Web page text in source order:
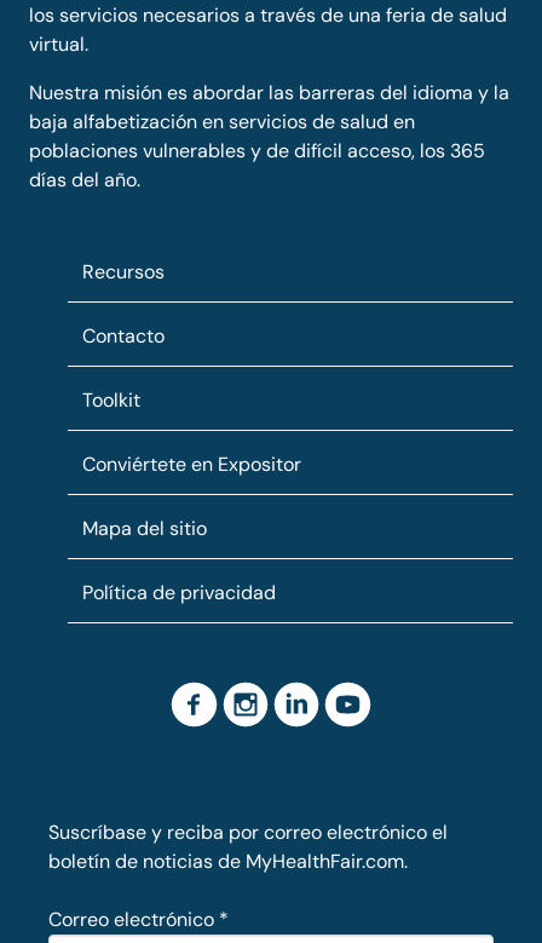
los servicios necesarios a través de una feria de salud
virtual.
Nuestra misión es abordar las barreras del idioma y la
baja alfabetización en servicios de salud en
poblaciones vulnerables y de difícil acceso, los 365
días del año.
Recursos
Contacto
Toolkit
Conviértete en Expositor
Mapa del sitio
Política de privacidad
Suscríbase y reciba por correo electrónico el
boletín de noticias de MyHealthFair.com.
Correo electrónico *